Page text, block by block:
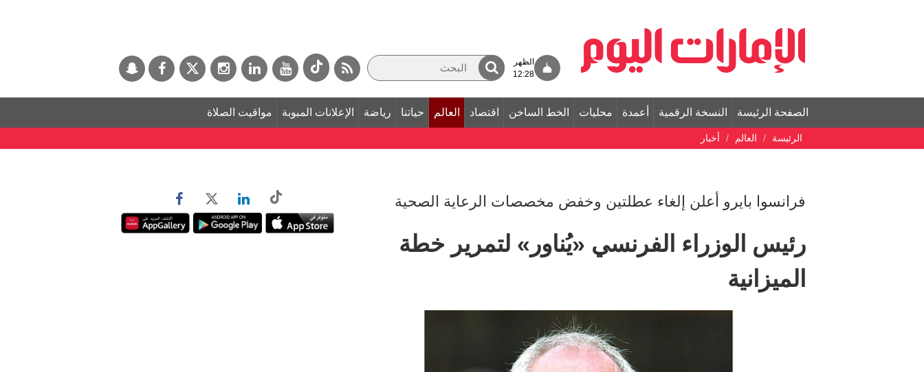
الظهر
12:28
الصفحة الرئيسة النسخة الرقمية أعمدة محليات الخط الساخن اقتصاد العالم حياتنا رياضة الإعلانات المبوبة مواقيت الصلاة
الرئيسة العالم أخبار
فرانسوا بايرو أعلن إلغاء عطلتين وخفض مخصصات الرعاية الصحية
رئيس الوزراء الفرنسي «يُناور» لتمرير خطة
الميزانية